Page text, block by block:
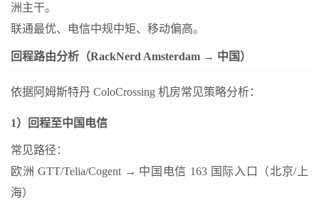
洲主干。
联通最优、电信中规中矩、移动偏高。
回程路由分析（RackNerd Amsterdam → 中国）
依据阿姆斯特丹 ColoCrossing 机房常见策略分析：
1）回程至中国电信
常见路径：
欧洲 GTT/Telia/Cogent → 中国电信 163 国际入口（北京/上
海）